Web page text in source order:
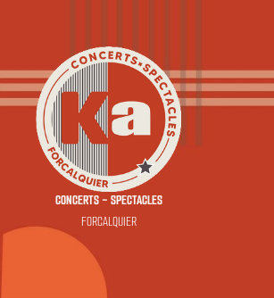
CONCERTS - SPECTACLES
FORCALQUIER